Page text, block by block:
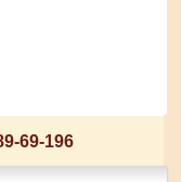
69-196